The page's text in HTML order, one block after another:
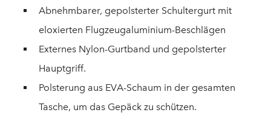
Abnehmbarer, gepolsterter Schultergurt mit
eloxierten Flugzeugaluminium-Beschlägen
Externes Nylon-Gurtband und gepolsterter
Hauptgriff.
Polsterung aus EVA-Schaum in der gesamten
Tasche, um das Gepäck zu schützen.